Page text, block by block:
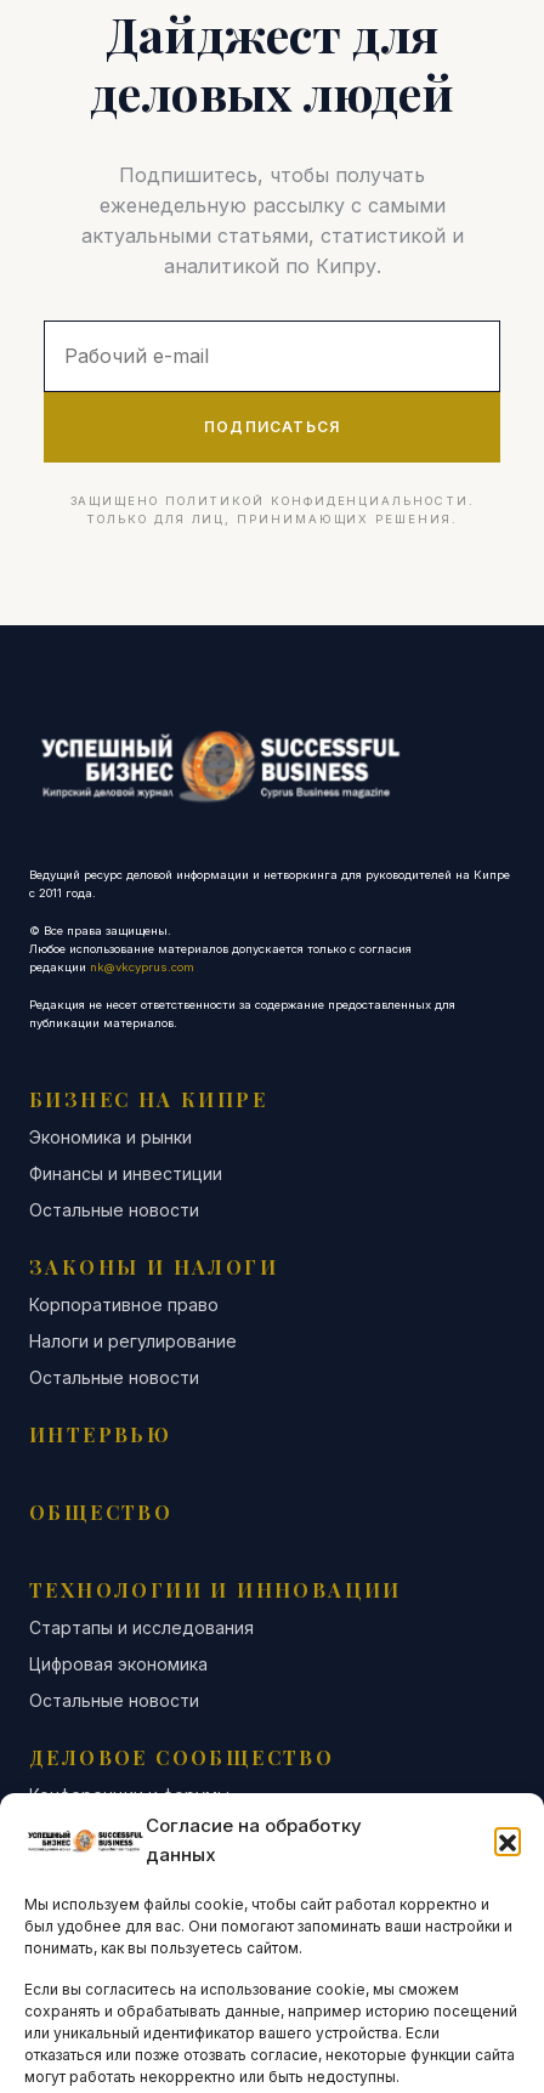
Согласие на обработку
данных
Мы используем файлы cookie, чтобы сайт работал корректно и
был удобнее для вас. Они помогают запоминать ваши настройки и
понимать, как вы пользуетесь сайтом.
Если вы согласитесь на использование cookie, мы сможем
сохранять и обрабатывать данные, например историю посещений
или уникальный идентификатор вашего устройства. Если
отказаться или позже отозвать согласие, некоторые функции сайта
могут работать некорректно или быть недоступны.
Дайджест для
деловых людей
Подпишитесь, чтобы получать
еженедельную рассылку с самыми
актуальными статьями, статистикой и
аналитикой по Кипру.
ПОДПИСАТЬСЯ
ЗАЩИЩЕНО ПОЛИТИКОЙ КОНФИДЕНЦИАЛЬНОСТИ.
ТОЛЬКО ДЛЯ ЛИЦ, ПРИНИМАЮЩИХ РЕШЕНИЯ.
Ведущий ресурс деловой информации и нетворкинга для руководителей на Кипре
с 2011 года.
© Все права защищены.
Любое использование материалов допускается только с согласия
редакции nk@vkcyprus.com
Редакция не несет ответственности за содержание предоставленных для
публикации материалов.
БИЗНЕС НА КИПРЕ
Экономика и рынки
Финансы и инвестиции
Остальные новости
ЗАКОНЫ И НАЛОГИ
Корпоративное право
Налоги и регулирование
Остальные новости
ИНТЕРВЬЮ
ОБЩЕСТВО
ТЕХНОЛОГИИ И ИННОВАЦИИ
Стартапы и исследования
Цифровая экономика
Остальные новости
ДЕЛОВОЕ СООБЩЕСТВО
Конференции и форумы
Бизнес-клубы и ассоциации
Остальные новости
АНАЛИТИКА И СТАТИСТИКА
ARTICLES IN ENGLISH
НАВИГАЦИЯ